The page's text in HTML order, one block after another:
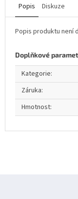
Popis Diskuze
Popis produktu není
Doplňkové
Kategorie:
Záruka:
Hmotnost: